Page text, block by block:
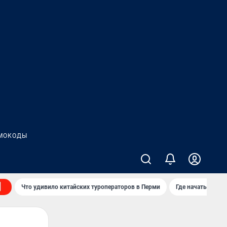
Что удивило китайских туроператоров в Перми Где начать